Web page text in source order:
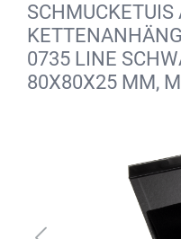
SCHMUCKETUIS
0735 LINE
80X80X25 MM,